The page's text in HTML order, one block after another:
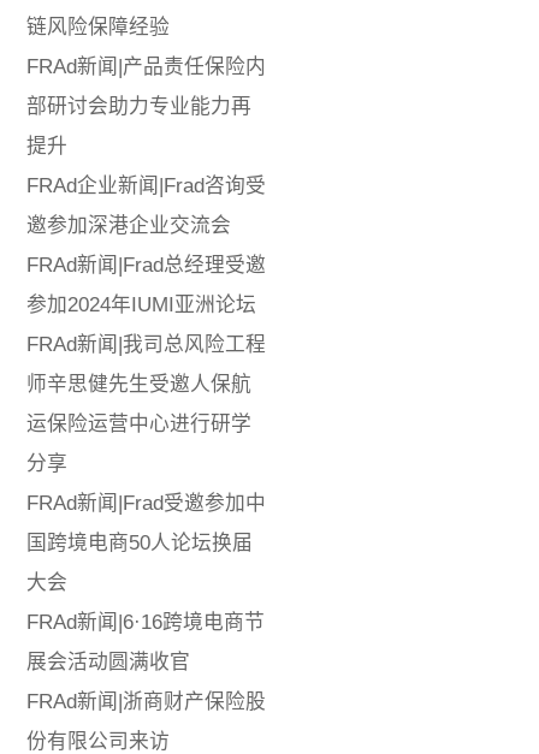
链风险保障经验
FRAd新闻|产品责任保险内
部研讨会助力专业能力再
提升
FRAd企业新闻|Frad咨询受
邀参加深港企业交流会
FRAd新闻|Frad总经理受邀
参加2024年IUMI亚洲论坛
FRAd新闻|我司总风险工程
师辛思健先生受邀人保航
运保险运营中心进行研学
分享
FRAd新闻|Frad受邀参加中
国跨境电商50人论坛换届
大会
FRAd新闻|6·16跨境电商节
展会活动圆满收官
FRAd新闻|浙商财产保险股
份有限公司来访